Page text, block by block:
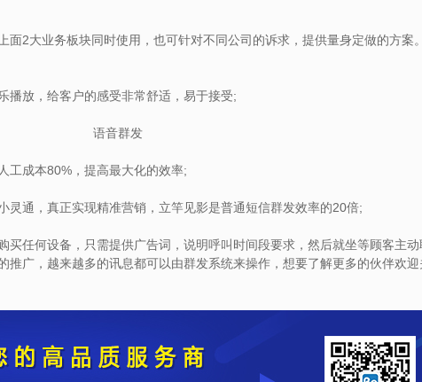
大业务板块同时使用，也可针对不同公司的诉求，提供量身定做的方案。
放，给客户的感受非常舒适，易于接受;
语音群发
成本80%，提高最大化的效率;
通，真正实现精准营销，立竿见影是普通短信群发效率的20倍;
何设备，只需提供广告词，说明呼叫时间段要求，然后就坐等顾客主动
，越来越多的讯息都可以由群发系统来操作，想要了解更多的伙伴欢迎